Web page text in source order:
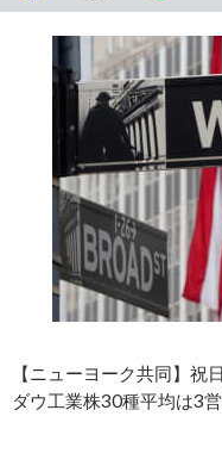
【ニューヨーク共同】
ダウ工業株30種平均は3